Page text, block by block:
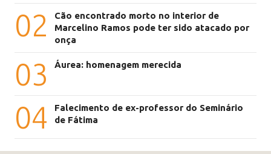
02
Cão encontrado morto no interior de
Marcelino Ramos pode ter sido atacado por
onça
03 Áurea: homenagem merecida
04
Falecimento de ex-professor do Seminário
de Fátima